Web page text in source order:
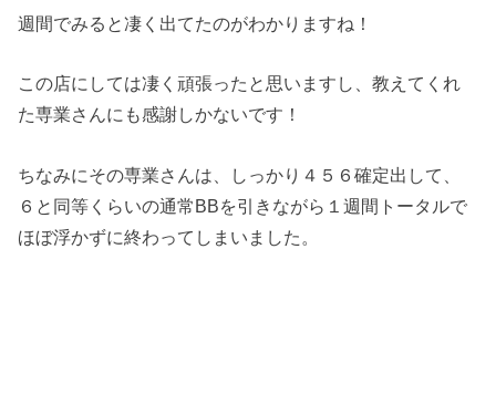
週間でみると凄く出てたのがわかりますね！
この店にしては凄く頑張ったと思いますし、教えてくれ
た専業さんにも感謝しかないです！
ちなみにその専業さんは、しっかり４５６確定出して、
６と同等くらいの通常BBを引きながら１週間トータルで
ほぼ浮かずに終わってしまいました。